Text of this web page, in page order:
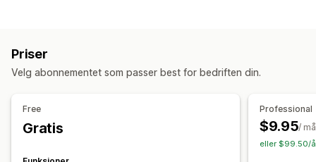
Språkregistrering
Headless-støtte
Personvernsamsvar
Tilgjengelighetssamsvar
Dataadministrasjon
Samtykke av personvernforordningen
Priser
Velg abonnementet som passer best for bedriften din.
Free
Gratis
Professional
$9.95/
eller $99.50/